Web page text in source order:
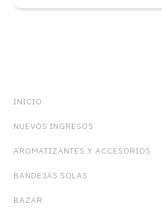
INICIO
NUEVOS INGRESOS
AROMATIZANTES Y ACCESORIOS
BANDEJAS SOLAS
BAZAR